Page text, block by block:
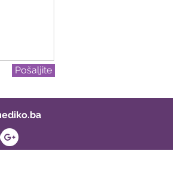
Pošaljite